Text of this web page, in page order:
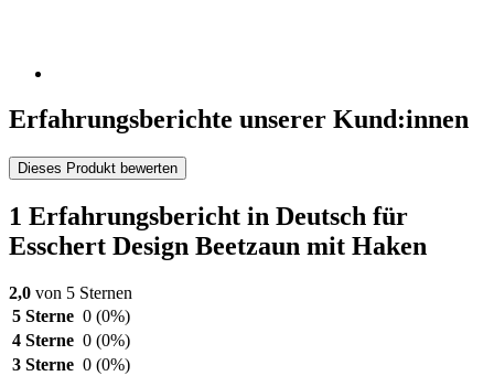
Erfahrungsberichte unserer Kund:innen
Dieses Produkt bewerten
1 Erfahrungsbericht in Deutsch für
Esschert Design Beetzaun mit Haken
2,0 von 5 Sternen
5 Sterne 0 (0%)
4 Sterne 0 (0%)
3 Sterne 0 (0%)